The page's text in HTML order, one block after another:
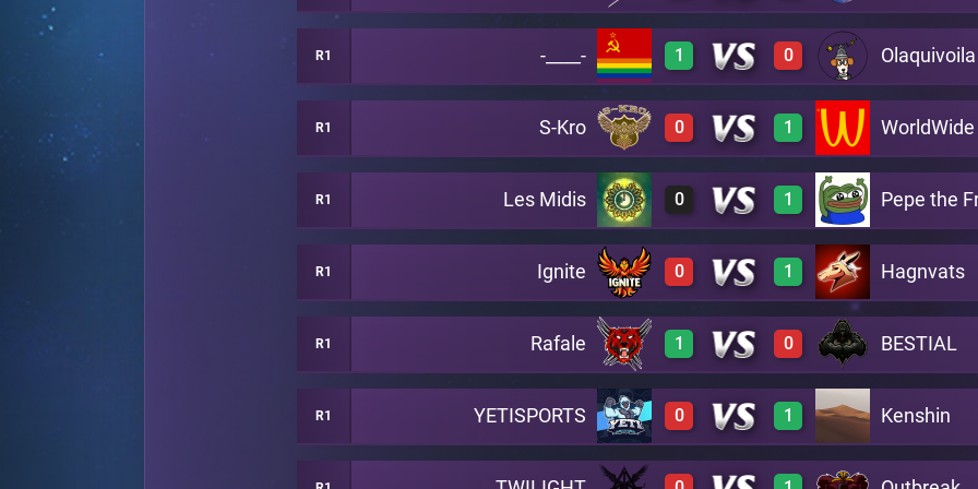
3 A21 0
R1 -____- 1 Olaquivoila
0
3 A21 0
R1 S-Kro 0 WorldWide
1
0 A21 3
R1 Les Midis 0 Pepe the
1
0 A21 3
R1 Ignite 0 Hagnvats
1
0 A21 3
R1 Rafale 1 BESTIAL
0
2 A21 0
R1 YETISPORTS 0 Kenshin
1